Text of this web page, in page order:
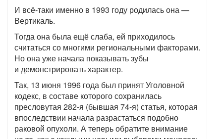
И всё-таки именно в 1993 году родилась она —
Вертикаль.
Тогда она была ещё слаба, ей приходилось
считаться со многими региональными факторами.
Но она уже начала показывать зубы
и демонстрировать характер.
Так, 13 июня 1996 года был принят Уголовной
кодекс, в составе которого сохранилась
пресловутая 282-я (бывшая 74-я) статья, которая
впоследствии начала разрастаться подобно
раковой опухоли. А теперь обратите внимание